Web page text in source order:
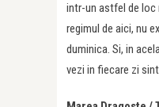
intr-un astfel de loc
regimul de aici, nu
duminica. Si, in
vezi in fiecare zi